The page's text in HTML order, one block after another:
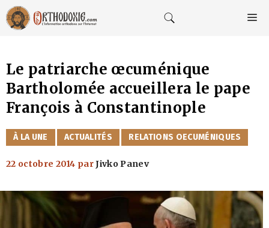
Aller
au
contenu
Le patriarche œcuménique
Bartholomée accueillera le pape
François à Constantinople
CATÉGORIES
À LA UNE ACTUALITÉS RELATIONS OECUMÉNIQUES
22 octobre 2014 parJivko Panev